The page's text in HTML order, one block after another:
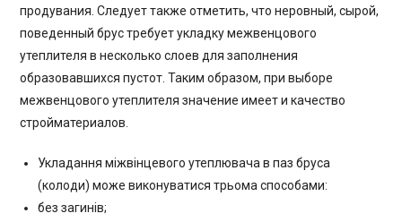
продувания. Следует также отметить, что неровный, сырой,
поведенный брус требует укладку межвенцового
утеплителя в несколько слоев для заполнения
образовавшихся пустот. Таким образом, при выборе
межвенцового утеплителя значение имеет и качество
стройматериалов.
Укладання міжвінцевого утеплювача в паз бруса
(колоди) може виконуватися трьома способами:
без загинів;